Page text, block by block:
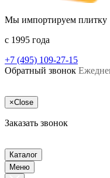
Мы импортируем плитку
c 1995 года
+7 (495) 109-27-15
Обратный звонок
×Close
Заказать звонок
Каталог
Меню